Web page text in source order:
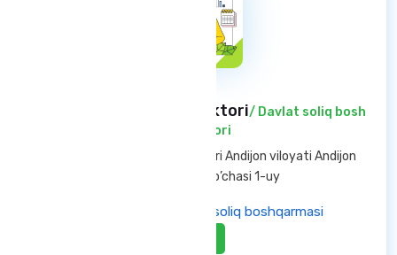
Davlat soliq bosh inspektori/ Davlat soliq bosh
inspektori
Andijon viloyati — Andijon shahri Andijon viloyati Andijon
shahar Oltinko’l ko’chasi 1-uy
Andijon viloyati davlat soliq boshqarmasi